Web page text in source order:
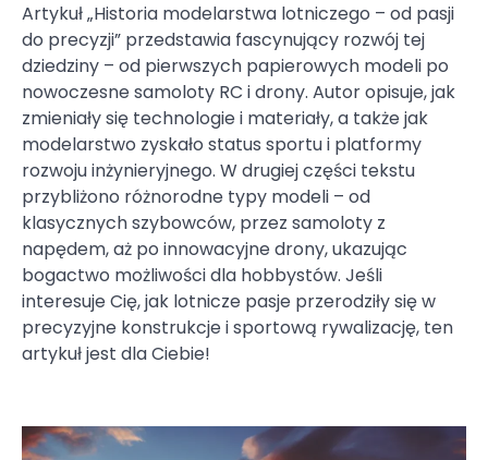
Artykuł „Historia modelarstwa lotniczego – od pasji
do precyzji” przedstawia fascynujący rozwój tej
dziedziny – od pierwszych papierowych modeli po
nowoczesne samoloty RC i drony. Autor opisuje, jak
zmieniały się technologie i materiały, a także jak
modelarstwo zyskało status sportu i platformy
rozwoju inżynieryjnego. W drugiej części tekstu
przybliżono różnorodne typy modeli – od
klasycznych szybowców, przez samoloty z
napędem, aż po innowacyjne drony, ukazując
bogactwo możliwości dla hobbystów. Jeśli
interesuje Cię, jak lotnicze pasje przerodziły się w
precyzyjne konstrukcje i sportową rywalizację, ten
artykuł jest dla Ciebie!